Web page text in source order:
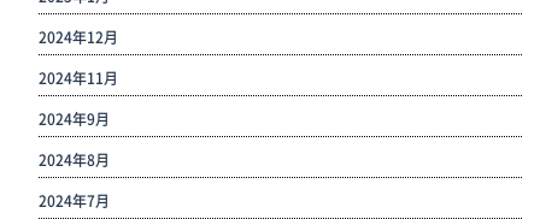
2024年12月
2024年11月
2024年9月
2024年8月
2024年7月